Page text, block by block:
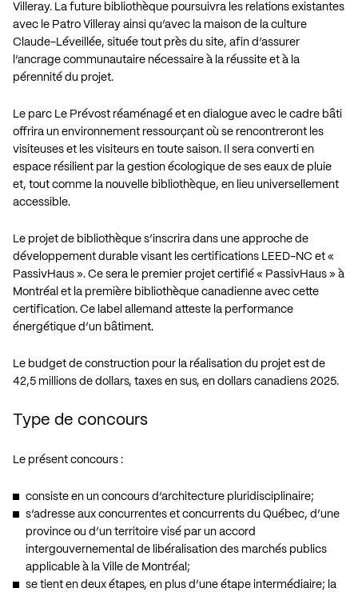
Villeray. La future bibliothèque poursuivra les relations existantes
avec le Patro Villeray ainsi qu’avec la maison de la culture
Claude-Léveillée, située tout près du site, afin d’assurer
l’ancrage communautaire nécessaire à la réussite et à la
pérennité du projet.
Le parc Le Prévost réaménagé et en dialogue avec le cadre bâti
offrira un environnement ressourçant où se rencontreront les
visiteuses et les visiteurs en toute saison. Il sera converti en
espace résilient par la gestion écologique de ses eaux de pluie
et, tout comme la nouvelle bibliothèque, en lieu universellement
accessible.
Le projet de bibliothèque s’inscrira dans une approche de
développement durable visant les certifications LEED-NC et «
PassivHaus ». Ce sera le premier projet certifié « PassivHaus » à
Montréal et la première bibliothèque canadienne avec cette
certification. Ce label allemand atteste la performance
énergétique d’un bâtiment.
Le budget de construction pour la réalisation du projet est de
42,5 millions de dollars, taxes en sus, en dollars canadiens 2025.
Type de concours
Le présent concours :
consiste en un concours d’architecture pluridisciplinaire;
s’adresse aux concurrentes et concurrents du Québec, d’une
province ou d’un territoire visé par un accord
intergouvernemental de libéralisation des marchés publics
applicable à la Ville de Montréal;
se tient en deux étapes, en plus d’une étape intermédiaire; la